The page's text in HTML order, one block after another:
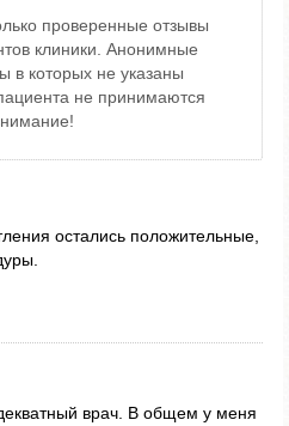
проверенные отзывы
клиники. Анонимные
в которых не указаны
не принимаются
остались положительные,
врач. В общем у меня